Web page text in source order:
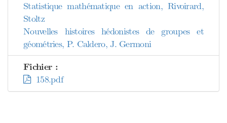
Statistique mathématique en action, Rivoirard,
Stoltz
Nouvelles histoires hédonistes de groupes et
géométries, P. Caldero, J. Germoni
Fichier :
158.pdf